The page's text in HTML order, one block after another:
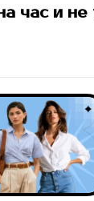
час и не